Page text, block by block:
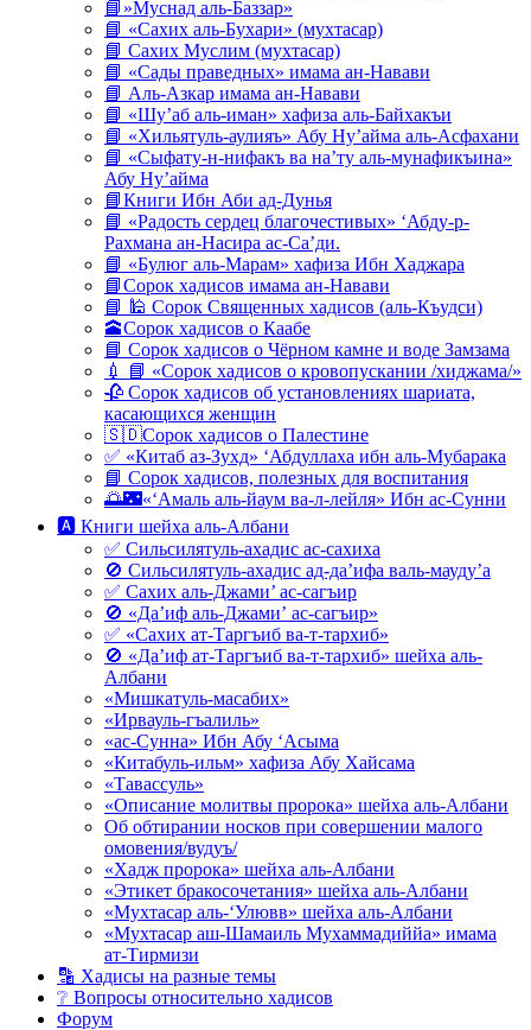
📘»Муснад аль-Баззар»
📘 «Сахих аль-Бухари» (мухтасар)
📘 Сахих Муслим (мухтасар)
📘 «Сады праведных» имама ан-Навави
📘 Аль-Азкар имама ан-Навави
📘 «Шу’аб аль-иман» хафиза аль-Байхакъи
📘 «Хильятуль-аулияъ» Абу Ну’айма аль-Асфахани
📘 «Сыфату-н-нифакъ ва на’ту аль-мунафикъина»
Абу Ну’айма
📘Книги Ибн Аби ад-Дунья
📘 «Радость сердец благочестивых» ‘Абду-р-
Рахмана ан-Насира ас-Са’ди.
📘 «Булюг аль-Марам» хафиза Ибн Хаджара
📘Сорок хадисов имама ан-Навави
📘 🕌 Сорок Священных хадисов (аль-Къудси)
🕋Сорок хадисов о Каабе
📘 Сорок хадисов о Чёрном камне и воде Замзама
💉 📘 «Сорок хадисов о кровопускании /хиджама/»
🥀 Сорок хадисов об установлениях шариата,
касающихся женщин
🇸🇩Сорок хадисов о Палестине
✅ «Китаб аз-Зухд» ‘Абдуллаха ибн аль-Мубарака
📘 Сорок хадисов, полезных для воспитания
🌅🌃«‘Амаль аль-йаум ва-л-лейля» Ибн ас-Сунни
🅰 Книги шейха аль-Албани
✅ Сильсилятуль-ахадис ас-сахиха
🚫 Сильсилятуль-ахадис ад-да’ифа валь-мауду’а
✅ Сахих аль-Джами’ ас-сагъир
🚫 «Да’иф аль-Джами’ ас-сагъир»
✅ «Сахих ат-Таргъиб ва-т-тархиб»
🚫 «Да’иф ат-Таргъиб ва-т-тархиб» шейха аль-
Албани
«Мишкатуль-масабих»
«Ирвауль-гъалиль»
«ас-Сунна» Ибн Абу ‘Асыма
«Китабуль-ильм» хафиза Абу Хайсама
«Тавассуль»
«Описание молитвы пророка» шейха аль-Албани
Об обтирании носков при совершении малого
омовения/вудуъ/
«Хадж пророка» шейха аль-Албани
«Этикет бракосочетания» шейха аль-Албани
«Мухтасар аль-‘Улювв» шейха аль-Албани
«Мухтасар аш-Шамаиль Мухаммадиййа» имама
ат-Тирмизи
🔡 Хадисы на разные темы
❔ Вопросы относительно хадисов
Форум